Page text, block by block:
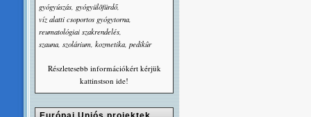
gyógyúszás, gyógyülõfürdő,
víz alatti csoportos gyógytorna,
reumatológiai szakrendelés,
szauna, szolárium, kozmetika, pedikûr
Részletesebb információkért kérjük
kattinstson ide!